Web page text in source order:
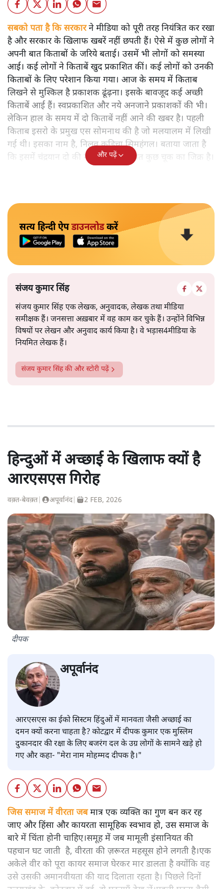
सबको पता है कि सरकारने मीडिया को पूरी तरह नियंत्रित कर रखा
है और सरकार के खिलाफ खबरें नहीं छपती हैं। ऐसे में कुछ लोगों ने
अपनी बात किताबों के जरिये बताई। उसमें भी लोगों को समस्या
आई। कई लोगों ने किताबें खुद प्रकाशित कीं। कई लोगों को उनकी
किताबों के लिए परेशान किया गया। आज के समय में किताब
लिखने से मुश्किल है प्रकाशक ढूंढ़ना। इसके बावजूद कई अच्छी
किताबें आई हैं। स्वप्रकाशित और नये अनजाने प्रकाशकों की भी।
लेकिन हाल के समय में दो किताबें नहीं आने की खबर है। पहली
किताब इसरो के प्रमुख एस सोमनाथ की है जो मलयालम में लिखी
गई थी। इसका नाम है, निलवु कुडिचा सिमहंगल। बताया जाता है
कि इसमें चंद्रयान दो की नाकामी से संबंधित कुछ चूक का जिक्र है।
और पढ़ें
सत्य हिन्दी ऐपडाउनलोडकरें
संजय कुमार सिंह
संजय कुमार सिंह एक लेखक, अनुवादक, लेखक तथा मीडिया
समीक्षक हैं। जनसत्ता अख़बार में वह काम कर चुके हैं। उन्होंने विभिन्न
विषयों पर लेखन और अनुवाद कार्य किया है। वे भड़ास4मीडिया के
नियमित लेखक हैं।
संजय कुमार सिंहकी और स्टोरी पढ़ें
हिन्दुओं में अच्छाई के खिलाफ क्यों है
आरएसएस गिरोह
वक़्त-बेवक़्त अपूर्वानंद| 2 FEB, 2026
दीपक
अपूर्वानंद
आरएसएस का ईको सिस्टम हिंदुओं में मानवता जैसी अच्छाई का
दमन क्यों करना चाहता है? कोटद्वार में दीपक कुमार एक मुस्लिम
दुकानदार की रक्षा के लिए बजरंग दल के उग्र लोगों के सामने खड़े हो
गए और कहा- "मेरा नाम मोहम्मद दीपक है।"
जिस समाज में वीरता जबमात्र एक व्यक्ति का गुण बन कर रह
जाए और हिंसा और कायरता सामूहिक स्वभाव हो, उस समाज के
बारे में चिंता होनी चाहिए।समूह में जब मामूली इंसानियत की
पहचान घट जाती है, वीरता की ज़रूरत महसूस होने लगती है।एक
अकेले वीर को पूरा कायर समाज घेरकर मार डालता है क्योंकि वह
उसे उसकी अमानवीयता की याद दिलाता रहता है। पिछले दिनों